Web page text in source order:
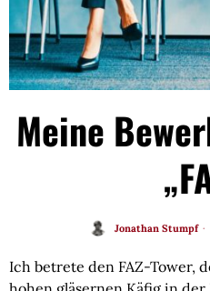
Meine
Jonathan Stumpf
Ich betrete den FAZ-Tower,